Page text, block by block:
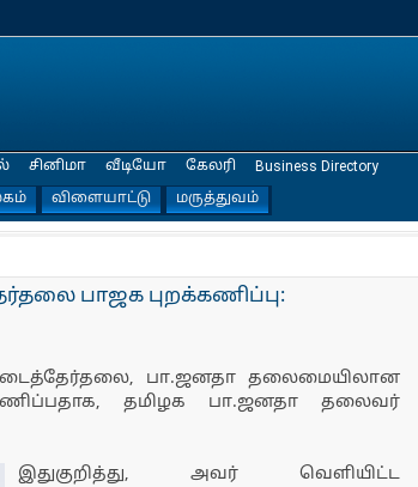
விளையாட்டு மருத்துவம்
சினிமா வீடியோ கேலரி Business Directory
பாஜக புறக்கணிப்பு:
பா.ஜனதா தலைமையிலான
தமிழக பா.ஜனதா தலைவர்
இதுகுறித்து, அவர் வெளியிட்ட